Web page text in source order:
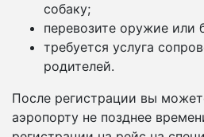
собаку;
перевозите оружие или
требуется услуга
родителей.
После регистрации вы
аэропорту не позднее